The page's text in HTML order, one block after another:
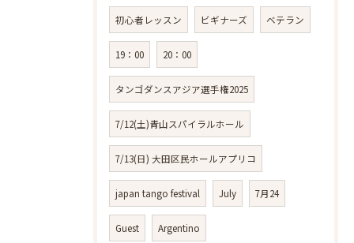
初心者レッスン ビギナーズ ベテラン
19：00 20：00
タンゴダンスアジア選手権2025
7/12(土)青山スパイラルホール
7/13(日) 大田区民ホールアプリコ
japan tango festival July 7月24
Guest Argentino